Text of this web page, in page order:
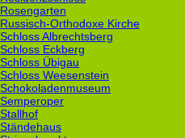
Rosengarten
Russisch-Orthodoxe Kirche
Schloss Albrechtsberg
Schloss Eckberg
Schloss Übigau
Schloss Weesenstein
Schokoladenmuseum
Semperoper
Stallhof
Ständehaus